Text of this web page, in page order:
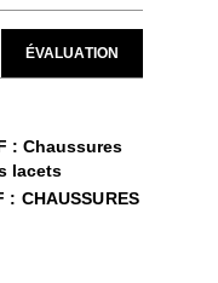
les
ÉVALUATION
Chaussures
: CHAUSSURES